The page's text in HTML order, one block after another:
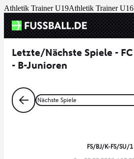
Athletik Trainer U19Athletik Trainer U16